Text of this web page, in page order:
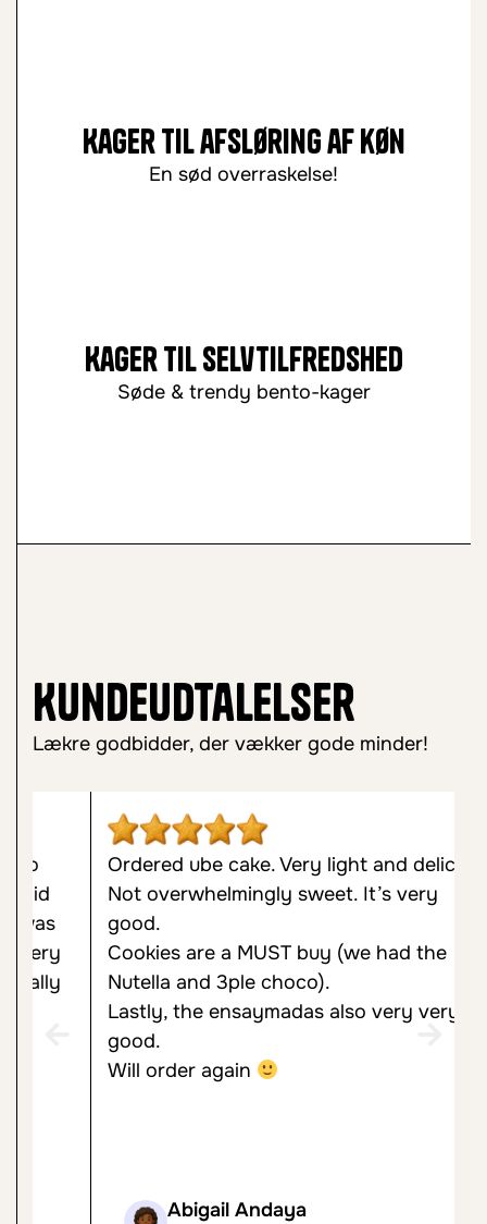
Kager til afsløring af køn
En sød overraskelse!
Kager til selvtilfredshed
Søde & trendy bento-kager
Kundeudtalelser
Lækre godbidder, der vækker gode minder!
Ordered ube cake. Very light and delicate.
Not overwhelmingly sweet. It’s very
good.
Cookies are a MUST buy (we had the
Nutella and 3ple choco).
Lastly, the ensaymadas also very very
Will order again
Abigail Andaya